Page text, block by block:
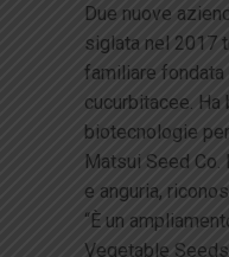
Due nuove
siglata nel 2017
familiare fondata
cucurbitacee.
biotecnologie
Matsui Seed
e anguria,
“È un
Vegetable